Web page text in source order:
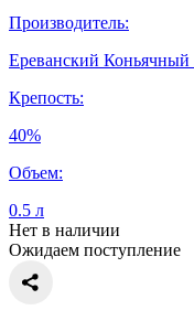
Производитель:
Ереванский Коньячный
Крепость:
40%
Объем:
0.5 л
Нет в наличии
Ожидаем поступление